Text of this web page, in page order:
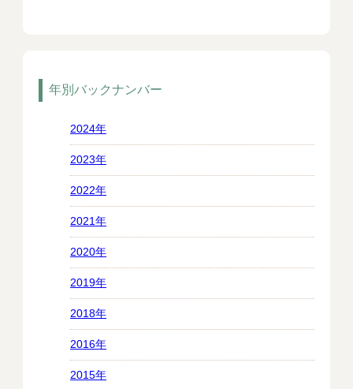
年別バックナンバー
2024年
2023年
2022年
2021年
2020年
2019年
2018年
2016年
2015年